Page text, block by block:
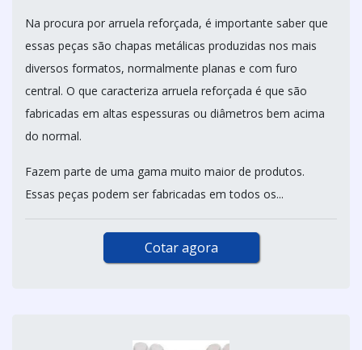
Na procura por arruela reforçada, é importante saber que
essas peças são chapas metálicas produzidas nos mais
diversos formatos, normalmente planas e com furo
central. O que caracteriza arruela reforçada é que são
fabricadas em altas espessuras ou diâmetros bem acima
do normal.
Fazem parte de uma gama muito maior de produtos.
Essas peças podem ser fabricadas em todos os...
Cotar agora